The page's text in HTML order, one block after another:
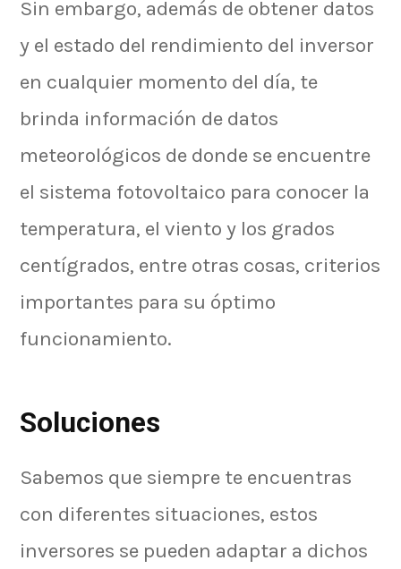
Sin embargo, además de obtener datos
y el estado del rendimiento del inversor
en cualquier momento del día, te
brinda información de datos
meteorológicos de donde se encuentre
el sistema fotovoltaico para conocer la
temperatura, el viento y los grados
centígrados, entre otras cosas, criterios
importantes para su óptimo
funcionamiento.
Soluciones
Sabemos que siempre te encuentras
con diferentes situaciones, estos
inversores se pueden adaptar a dichos